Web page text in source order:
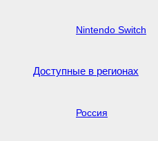
Nintendo Switch
Доступные в регионах
Россия